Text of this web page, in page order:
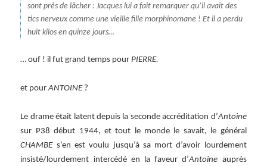
sont près de lâcher : Jacques lui a fait remarquer qu’il avait des
tics nerveux comme une vieille fille morphinomane ! Et il a perdu
huit kilos en quinze jours…
… ouf ! il fut grand temps pourPIERRE.
et pourANTOINE?
Le drame était latent depuis la seconde accréditation d’Antoine
sur P38 début 1944, et tout le monde le savait, le général
CHAMBEs’en est voulu jusqu’à sa mort d’avoir lourdement
insisté/lourdement intercédé en la faveur d’Antoine auprès